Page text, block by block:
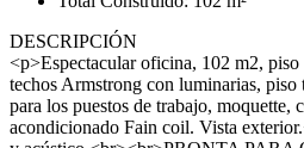
DESCRIPCIÓN
<p>Espectacular oficina, 102 m2, piso
techos Armstrong con luminarias,
para los puestos de trabajo, moquette,
acondicionado Fain coil. Vista